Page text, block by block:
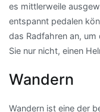
es mittlerweile
entspannt pedalen
das Radfahren an,
Sie nur nicht, einen
Wandern
Wandern ist eine der